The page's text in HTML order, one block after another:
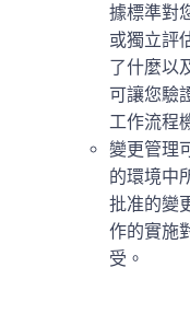
據標準對
或獨立評
了什麼以
可讓您驗
工作流程
變更管理
的環境中
批准的變
作的實施
受。